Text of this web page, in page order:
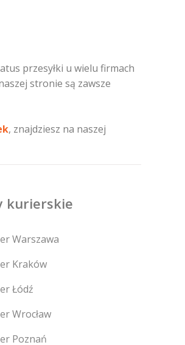
przesyłki u wielu firmach
stronie są zawsze
, znajdziesz na naszej
kurierskie
Warszawa
Kraków
Łódź
Wrocław
Poznań